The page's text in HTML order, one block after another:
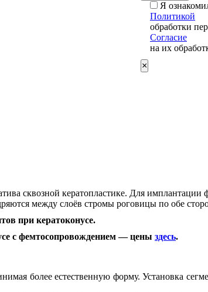
сквозной кератопластике. Для имплантации
между слоёв стромы роговицы по обе
при кератоконусе.
с фемтосопровождением — цены здесь.
более естественную форму. Установка
Я
Политикой
обработки
Согласие
на их
×